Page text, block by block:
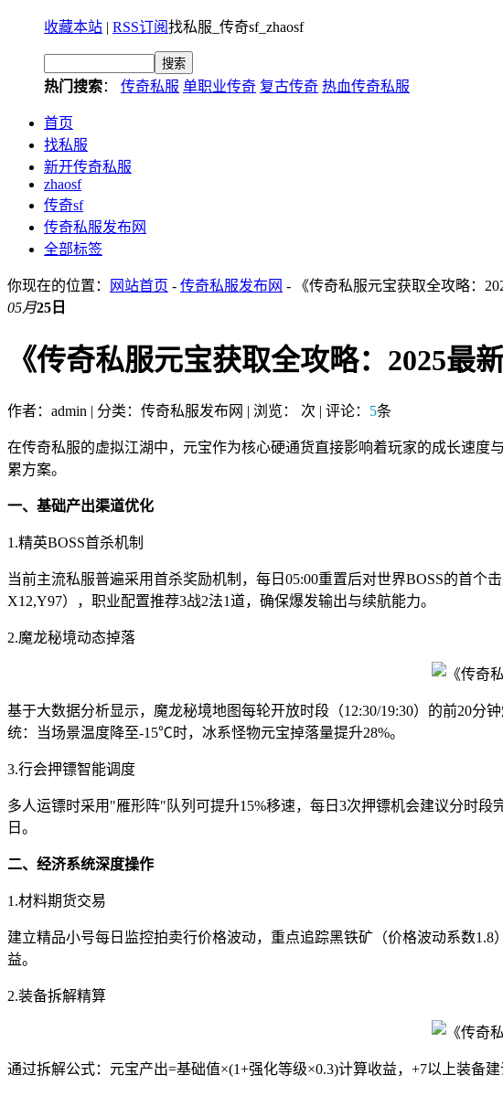
收藏本站 | RSS订阅找私服_传奇sf_zhaosf
热门搜索： 传奇私服 单职业传奇 复古传奇 热血传奇私服
首页
找私服
新开传奇私服
zhaosf
传奇sf
传奇私服发布网
全部标签
你现在的位置： 网站首页 - 传奇私服发布网 - 《传奇私服元宝获取全攻略：
05月25日
《传奇私服元宝获取全攻略：2025最
作者：admin | 分类：传奇私服发布网 | 浏览： 次 | 评论： 5条
在传奇私服的虚拟江湖中，元宝作为核心硬通货直接影响着玩家的成长速度
累方案。
一、基础产出渠道优化
1.精英BOSS首杀机制
当前主流私服普遍采用首杀奖励机制，每日05:00重置后对世界BOSS的首个
X12,Y97），职业配置推荐3战2法1道，确保爆发输出与续航能力。
2.魔龙秘境动态掉落
基于大数据分析显示，魔龙秘境地图每轮开放时段（12:30/19:30）的前20
统：当场景温度降至-15℃时，冰系怪物元宝掉落量提升28%。
3.行会押镖智能调度
多人运镖时采用"雁形阵"队列可提升15%移速，每日3次押镖机会建议分时
日。
二、经济系统深度操作
1.材料期货交易
建立精品小号每日监控拍卖行价格波动，重点追踪黑铁矿（价格波动系数
益。
2.装备拆解精算
通过拆解公式：元宝产出=基础值×(1+强化等级×0.3)计算收益，+7以上装备